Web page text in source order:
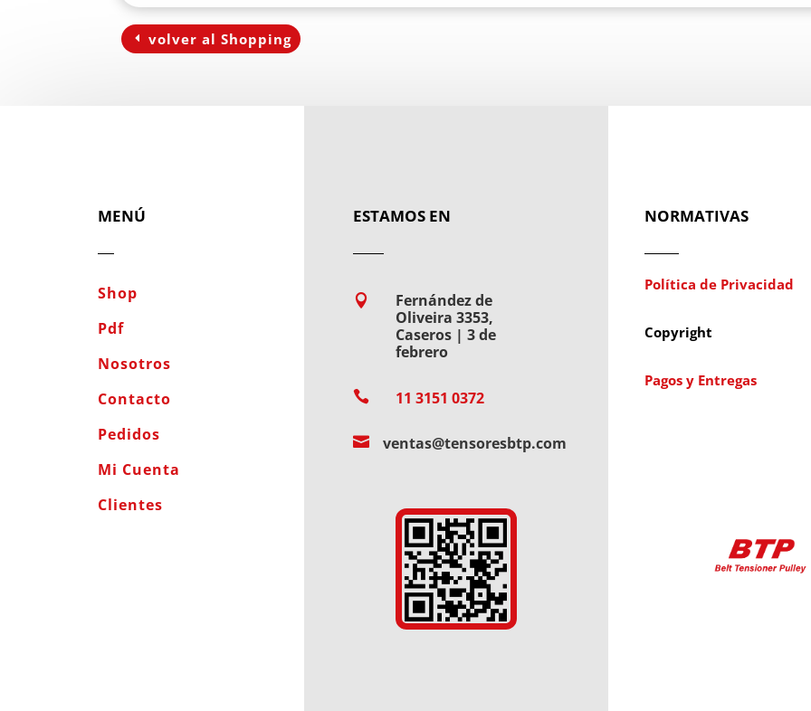
volver al Shopping
MENÚ
Shop
Pdf
Nosotros
Contacto
Pedidos
Mi Cuenta
Clientes
ESTAMOS EN

Fernández de
Oliveira 3353,
Caseros | 3 de
febrero
 11 3151 0372
 ventas@tensoresbtp.com
NORMATIVAS
Política de Privacidad
Copyright
Pagos y Entregas